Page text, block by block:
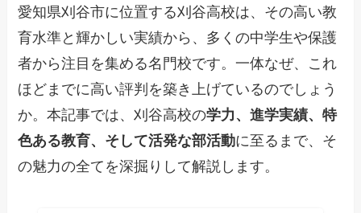
愛知県刈谷市に位置する刈谷高校は、その高い教
育水準と輝かしい実績から、多くの中学生や保護
者から注目を集める名門校です。一体なぜ、これ
ほどまでに高い評判を築き上げているのでしょう
か。本記事では、刈谷高校の学力、進学実績、特
色ある教育、そして活発な部活動に至るまで、そ
の魅力の全てを深掘りして解説します。